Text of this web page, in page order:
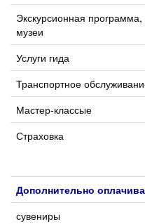
Экскурсионная
музеи
Услуги гида
Транспортное
Мастер-классые
Страховка
Дополнительно
сувениры